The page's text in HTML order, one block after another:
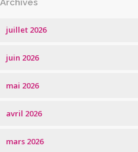
Archives
juillet 2026
juin 2026
mai 2026
avril 2026
mars 2026